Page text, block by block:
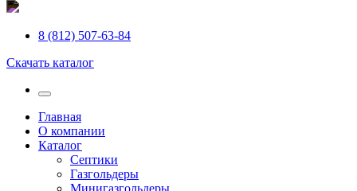
8 (812) 507-63-84
Скачать каталог
Главная
О компании
Каталог
Септики
Газгольдеры
Минигазгольдеры